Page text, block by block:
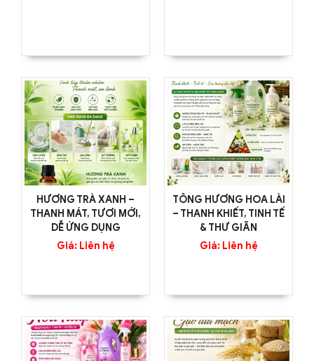
HƯƠNG TRÀ XANH –
THANH MÁT, TƯƠI MỚI,
DỄ ỨNG DỤNG
Giá: Liên hệ
TÔNG HƯƠNG HOA LÀI
– THANH KHIẾT, TINH TẾ
& THƯ GIÃN
Giá: Liên hệ